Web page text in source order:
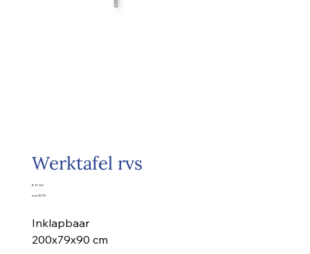
Werktafel rvs
Prijs
€ 37,50
excl. BTW
Inklapbaar
200x79x90 cm